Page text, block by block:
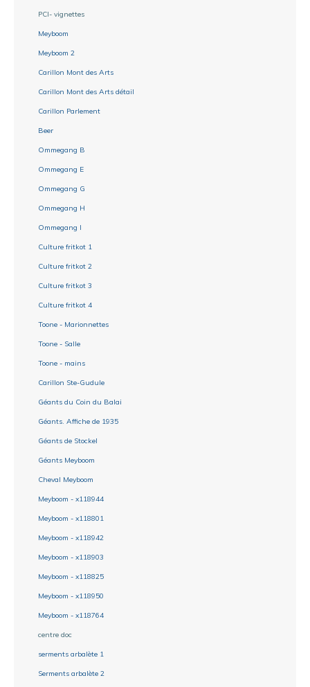
PCI- vignettes
Meyboom
Meyboom 2
Carillon Mont des Arts
Carillon Mont des Arts détail
Carillon Parlement
Beer
Ommegang B
Ommegang E
Ommegang G
Ommegang H
Ommegang I
Culture fritkot 1
Culture fritkot 2
Culture fritkot 3
Culture fritkot 4
Toone - Marionnettes
Toone - Salle
Toone - mains
Carillon Ste-Gudule
Géants du Coin du Balai
Géants. Affiche de 1935
Géants de Stockel
Géants Meyboom
Cheval Meyboom
Meyboom - x118944
Meyboom - x118801
Meyboom - x118942
Meyboom - x118903
Meyboom - x118825
Meyboom - x118950
Meyboom - x118764
centre doc
serments arbalète 1
Serments arbalète 2